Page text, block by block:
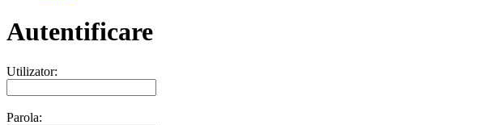
Autentificare
Utilizator:
Parola: